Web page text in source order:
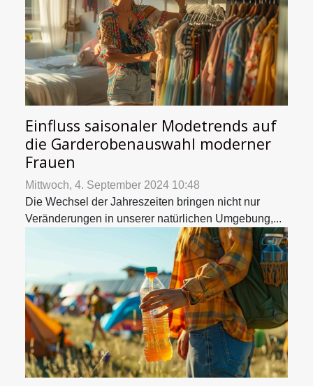
Einfluss saisonaler Modetrends auf
die Garderobenauswahl moderner
Frauen
Mittwoch, 4. September 2024 10:48
Die Wechsel der Jahreszeiten bringen nicht nur
Veränderungen in unserer natürlichen Umgebung,...